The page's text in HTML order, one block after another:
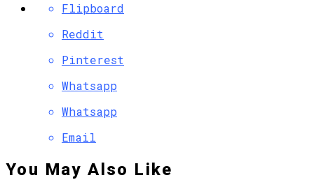
Flipboard
Reddit
Pinterest
Whatsapp
Whatsapp
Email
You May Also Like